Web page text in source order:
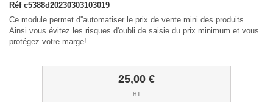
Réf c5388d20230303103019
Ce module permet d''automatiser le prix de vente mini des produits.
Ainsi vous évitez les risques d'oubli de saisie du prix minimum et vous
protégez votre marge!
25,00 €
HT